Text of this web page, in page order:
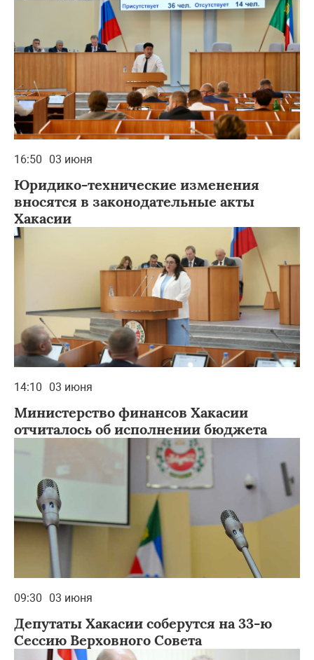
16:50 03 июня
Юридико-технические изменения
вносятся в законодательные акты
Хакасии
14:10 03 июня
Министерство финансов Хакасии
отчиталось об исполнении бюджета
09:30 03 июня
Депутаты Хакасии соберутся на 33-ю
Сессию Верховного Совета